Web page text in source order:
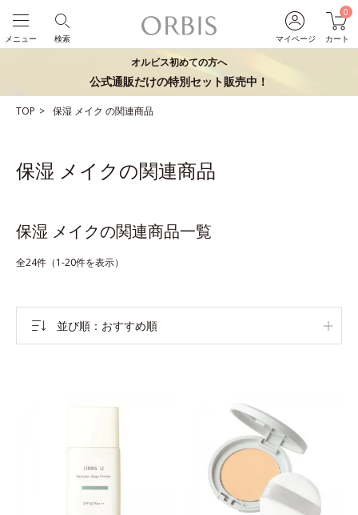
マイページ
0
カート
検索
メニュー
オルビス初めての方へ
公式通販だけの特別セット販売中！
TOP 保湿 メイク の関連商品
保湿 メイクの関連商品
保湿 メイクの関連商品一覧
全24件（1-20件を表示）
並び順 おすすめ順